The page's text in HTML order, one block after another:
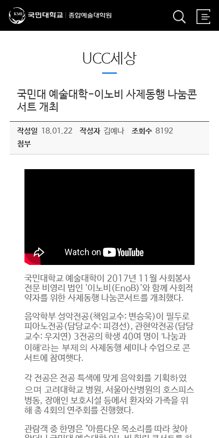
UCC세상
국민대 예술대학-이노비 사제동행 나눔콘
서트 개최
작성일 18.01.22 작성자 김예나 조회수 8192
첨부
국민대학교 예술대학이 2017년 11월 사회봉사
전문 비영리 법인 '이노비(EnoB)'와 함께 사회적
약자를 위한 사제동행 나눔콘서트를 개최했다.
음악학부 성악전공(책임교수: 변승욱)이 필두로
피아노전공(담당교수: 피경선), 관현악전공(담당
교수: 우지연) 3전공의 학생 40여 명이 '나눔과
이해'라는 부제의 사제동행 세미나 수업으로 콘
서트에 참여햇다.
각 전공은 전공 특색에 맞게 음악회를 기획하였
으며 고려대학교 병원, 서울아산병원의 호스피스
병동, 장애인 보호시설 등에서 환자와 가족을 위
해 총 4회의 연주회를 진행했다.
관람객 중 한명은 "아름다운 목소리를 따라 찾아